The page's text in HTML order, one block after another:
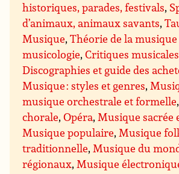
historiques, parades, festivals,
d’animaux, animaux savants,
Musique,Théorie de la
musicologie,Critiques musicales
Discographies et guide des
Musique : styles et genres,
musique orchestrale et formelle
chorale,Opéra,Musique sacrée
Musique populaire,Musique
traditionnelle,Musique du
régionaux,Musique